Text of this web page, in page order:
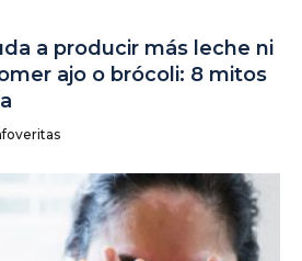
a producir más leche ni
ajo o brócoli: 8 mitos